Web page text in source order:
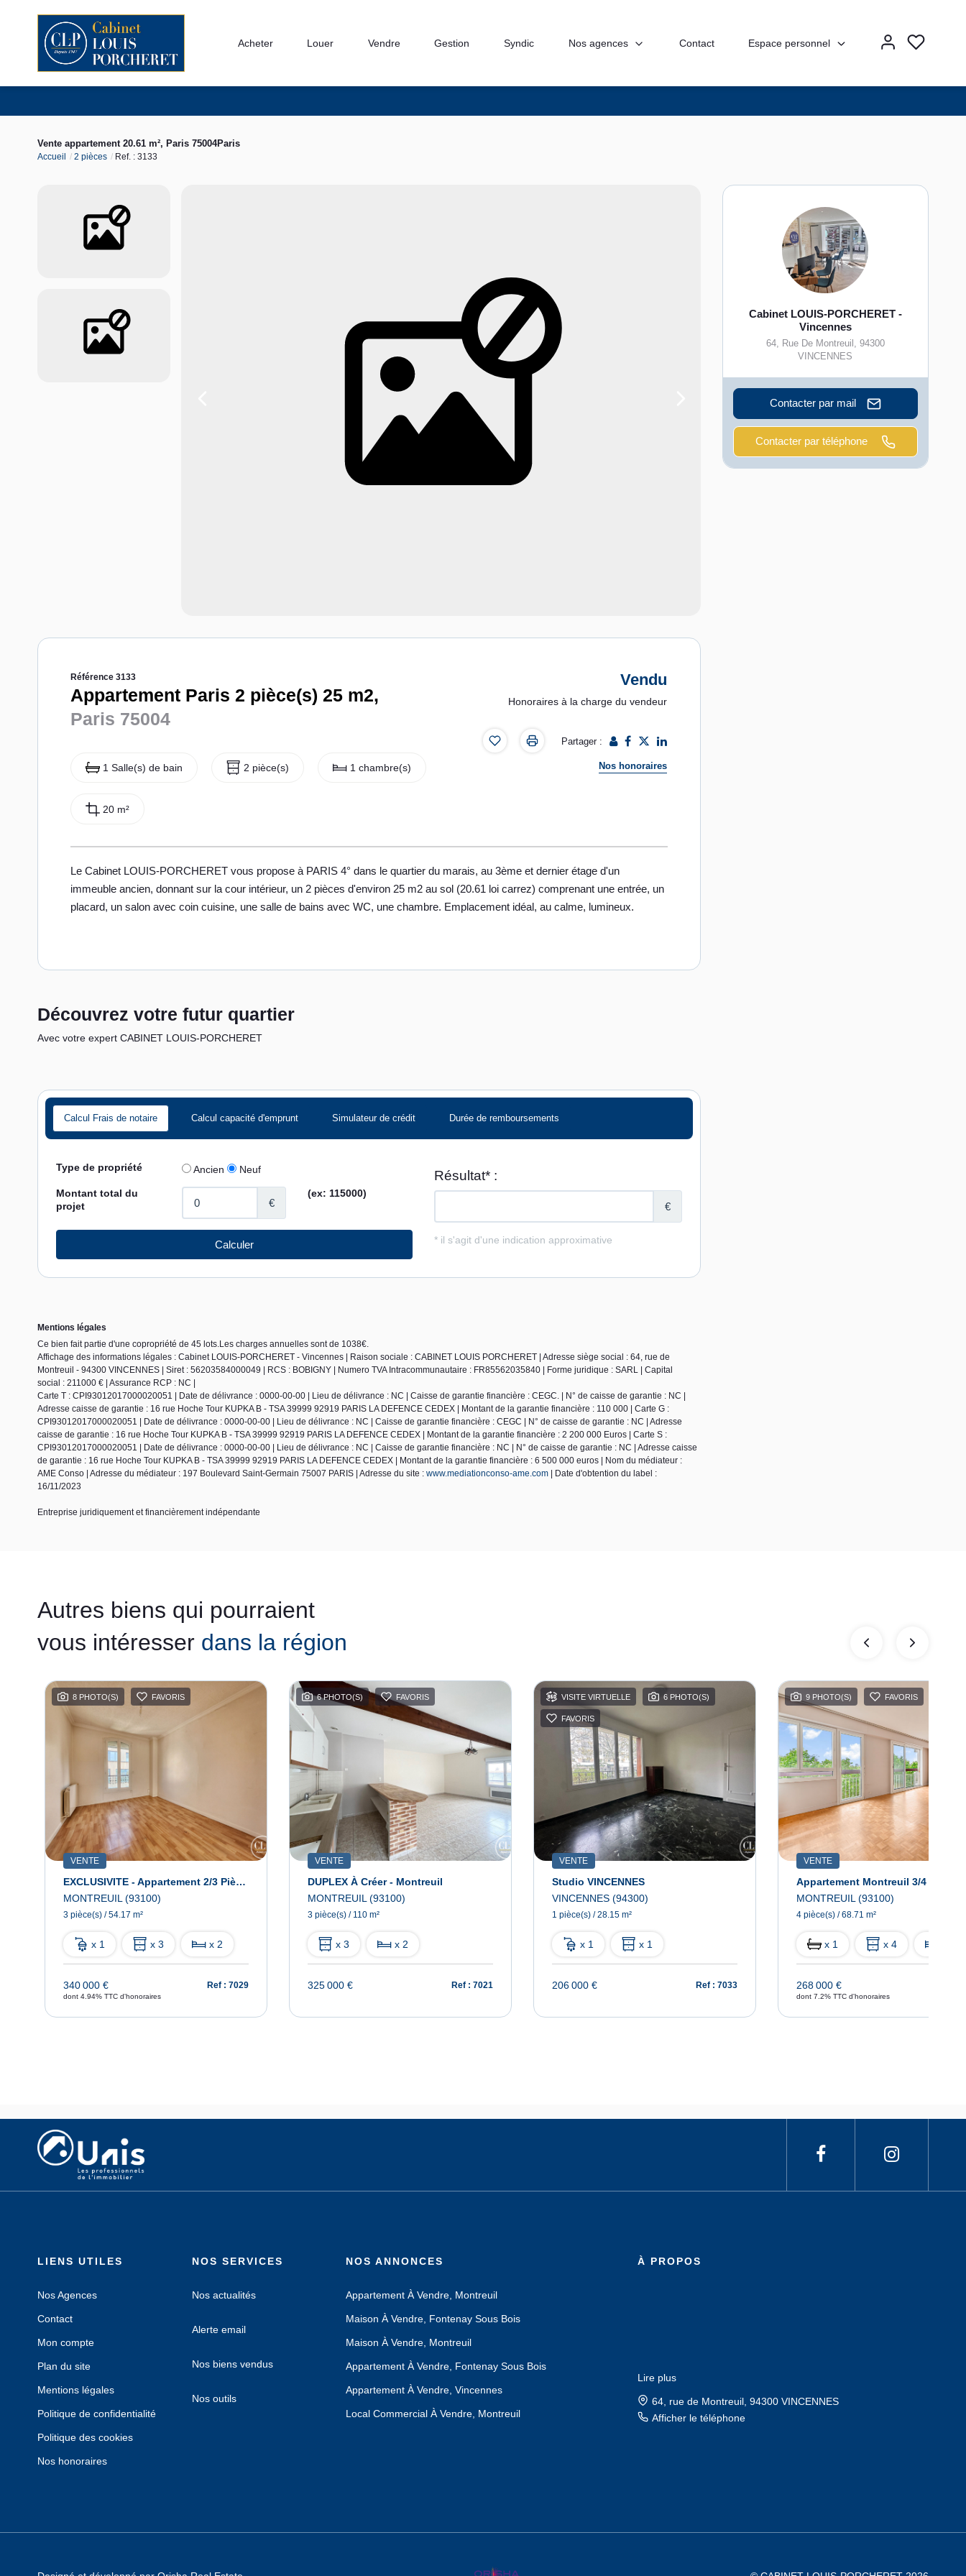
Acheter Louer Vendre Gestion Syndic Nos agences Contact Espace personnel
Vente appartement 20.61 m², Paris 75004Paris
Accueil 2 pièces Ref. : 3133
Référence 3133
Appartement Paris 2 pièce(s) 25 m2,
Paris 75004
1 Salle(s) de bain 2 pièce(s) 1 chambre(s)
20 m²
Vendu
Honoraires à la charge du vendeur
Partager :
Nos honoraires
Le Cabinet LOUIS-PORCHERET vous propose à PARIS 4° dans le quartier du marais, au 3ème et dernier étage d'un
immeuble ancien, donnant sur la cour intérieur, un 2 pièces d'environ 25 m2 au sol (20.61 loi carrez) comprenant une entrée, un
placard, un salon avec coin cuisine, une salle de bains avec WC, une chambre. Emplacement idéal, au calme, lumineux.
Découvrez votre futur quartier
Avec votre expert CABINET LOUIS-PORCHERET
Calcul Frais de notaire Calcul capacité d'emprunt Simulateur de crédit Durée de remboursements
Cabinet LOUIS-PORCHERET -
Vincennes
64, Rue De Montreuil , 94300
VINCENNES
Contacter par mail
Contacter par téléphone
Mentions légales
Ce bien fait partie d'une copropriété de 45 lots.Les charges annuelles sont de 1038€.
Affichage des informations légales : Cabinet LOUIS-PORCHERET - Vincennes | Raison sociale : CABINET LOUIS PORCHERET | Adresse siège social : 64, rue de
Montreuil - 94300 VINCENNES | Siret : 56203584000049 | RCS : BOBIGNY | Numero TVA Intracommunautaire : FR85562035840 | Forme juridique : SARL | Capital
social : 211000 € | Assurance RCP : NC |
Carte T : CPI93012017000020051 | Date de délivrance : 0000-00-00 | Lieu de délivrance : NC | Caisse de garantie financière : CEGC. | N° de caisse de garantie : NC |
Adresse caisse de garantie : 16 rue Hoche Tour KUPKA B - TSA 39999 92919 PARIS LA DEFENCE CEDEX | Montant de la garantie financière : 110 000 | Carte G :
CPI93012017000020051 | Date de délivrance : 0000-00-00 | Lieu de délivrance : NC | Caisse de garantie financière : CEGC | N° de caisse de garantie : NC | Adresse
caisse de garantie : 16 rue Hoche Tour KUPKA B - TSA 39999 92919 PARIS LA DEFENCE CEDEX | Montant de la garantie financière : 2 200 000 Euros | Carte S :
CPI93012017000020051 | Date de délivrance : 0000-00-00 | Lieu de délivrance : NC | Caisse de garantie financière : NC | N° de caisse de garantie : NC | Adresse caisse
de garantie : 16 rue Hoche Tour KUPKA B - TSA 39999 92919 PARIS LA DEFENCE CEDEX | Montant de la garantie financière : 6 500 000 euros | Nom du médiateur :
AME Conso | Adresse du médiateur : 197 Boulevard Saint-Germain 75007 PARIS | Adresse du site : www.mediationconso-ame.com | Date d'obtention du label :
16/11/2023
Entreprise juridiquement et financièrement indépendante
Autres biens qui pourraient
vous intéresser dans la région
8 PHOTO(S) FAVORIS
VENTE
EXCLUSIVITE - Appartement 2/3 Pièces - Montreuil
MONTREUIL (93100)
3 pièce(s) / 54.17 m²
x 1 x 3 x 2
340 000 €
dont 4.94% TTC d'honoraires
Ref : 7029
6 PHOTO(S) FAVORIS
VENTE
DUPLEX À Créer - Montreuil
MONTREUIL (93100)
3 pièce(s) / 110 m²
x 3 x 2
325 000 € Ref : 7021
VISITE VIRTUELLE 6 PHOTO(S)
FAVORIS
VENTE
Studio VINCENNES
VINCENNES (94300)
1 pièce(s) / 28.15 m²
x 1 x 1
206 000 € Ref : 7033
9 PHOTO(S) FAVORIS
VENTE
MONTREUIL (93100)
4 pièce(s) / 68.71 m²
x 1 x 4
268 000 €
dont 7.2% TTC d'honoraires
LIENS UTILES
Nos Agences
Contact
Mon compte
Plan du site
Mentions légales
Politique de confidentialité
Politique des cookies
Nos honoraires
NOS SERVICES
Nos actualités
Alerte email
Nos biens vendus
Nos outils
NOS ANNONCES
Appartement À Vendre, Montreuil
Maison À Vendre, Fontenay Sous Bois
Maison À Vendre, Montreuil
Appartement À Vendre, Fontenay Sous Bois
Appartement À Vendre, Vincennes
Local Commercial À Vendre, Montreuil
À PROPOS
Lire plus
64, rue de Montreuil, 94300 VINCENNES
Afficher le téléphone